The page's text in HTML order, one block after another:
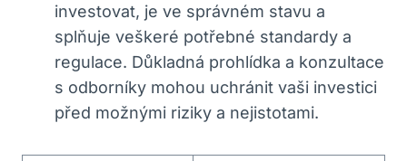
investovat, je ve správném stavu a
splňuje veškeré potřebné standardy a
regulace.​ Důkladná prohlídka a konzultace
s odborníky mohou uchránit​ vaši investici​
před možnými riziky a nejistotami.